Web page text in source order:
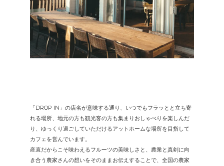
「DROP IN」の店名が意味する通り、いつでもフラッとと立ち寄
れる場所、地元の方も観光客の方も集まりおしゃべりを楽しんだ
り、ゆっくり過ごしていただけるアットホームな場所を目指して
カフェを営んでいます。
産直だからこそ味わえるフルーツの美味しさと、農業と真剣に向
き合う農家さんの想いをそのままお伝えすることで、全国の農家